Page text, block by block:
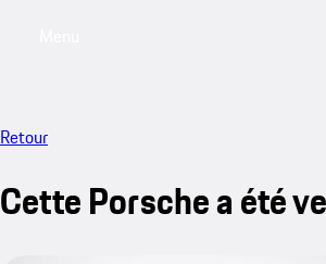
Retour
Cette Porsche a été